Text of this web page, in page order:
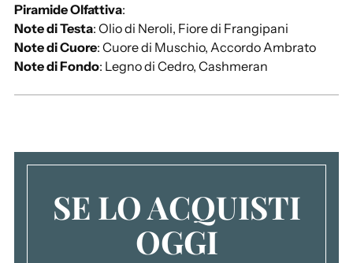
.
.
.
Piramide Olfattiva:
Note di Testa: Olio di Neroli, Fiore di Frangipani
Note di Cuore: Cuore di Muschio, Accordo Ambrato
Note di Fondo: Legno di Cedro, Cashmeran
SE LO ACQUISTI
OGGI